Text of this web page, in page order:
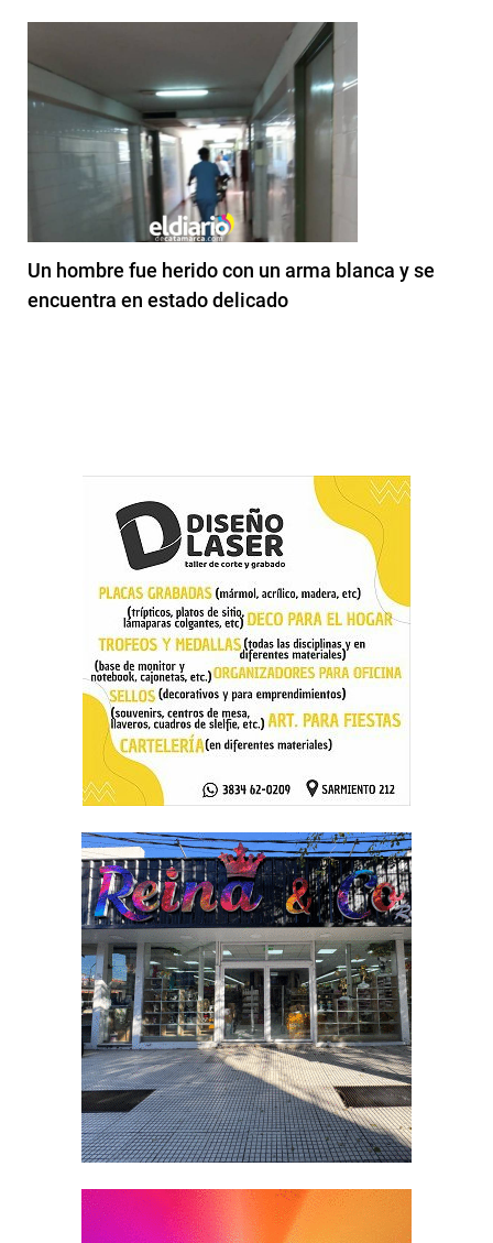
Un hombre fue herido con un arma blanca y se
encuentra en estado delicado